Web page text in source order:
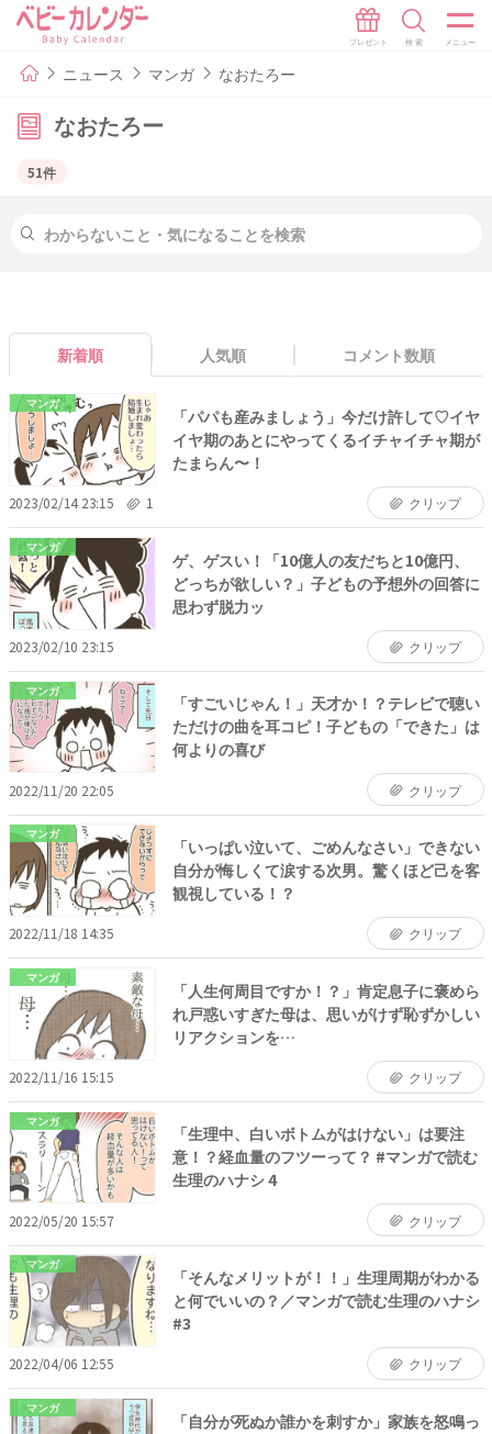
ニュース マンガ なおたろー
なおたろー
51件
新着順 人気順 コメント数順
マンガ
「パパも産みましょう」今だけ許して♡イヤ
イヤ期のあとにやってくるイチャイチャ期が
たまらん〜！
2023/02/14 23:15 1 クリップ
マンガ
ゲ、ゲスい！「10億人の友だちと10億円、
どっちが欲しい？」子どもの予想外の回答に
思わず脱力ッ
2023/02/10 23:15 クリップ
マンガ
「すごいじゃん！」天才か！？テレビで聴い
ただけの曲を耳コピ！子どもの「できた」は
何よりの喜び
2022/11/20 22:05 クリップ
マンガ
「いっぱい泣いて、ごめんなさい」できない
自分が悔しくて涙する次男。驚くほど己を客
観視している！？
2022/11/18 14:35 クリップ
マンガ
「人生何周目ですか！？」肯定息子に褒めら
れ戸惑いすぎた母は、思いがけず恥ずかしい
リアクションを…
2022/11/16 15:15 クリップ
マンガ
「生理中、白いボトムがはけない」は要注
意！？経血量のフツーって？ #マンガで読む
生理のハナシ 4
2022/05/20 15:57 クリップ
マンガ
「そんなメリットが！！」生理周期がわかる
と何でいいの？／マンガで読む生理のハナシ
#3
2022/04/06 12:55 クリップ
マンガ
「自分が死ぬか誰かを刺すか」家族を怒鳴っ